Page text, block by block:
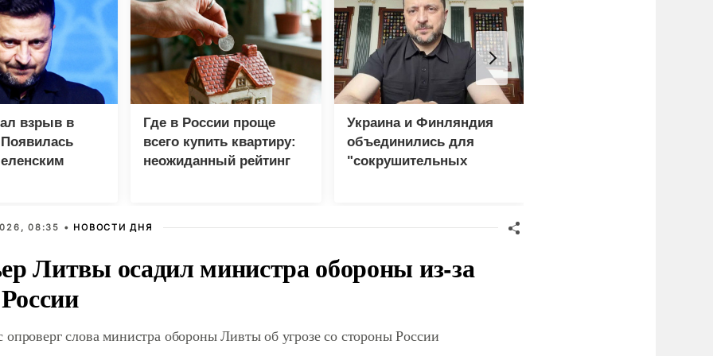
взрыв в
Где в России проще
всего купить квартиру:
неожиданный рейтинг
Украина и Финляндия
объединились для
"сокрушительных
08:35 • НОВОСТИ ДНЯ
Литвы осадил министра обороны из-за
слова министра обороны Ливты об угрозе со стороны России